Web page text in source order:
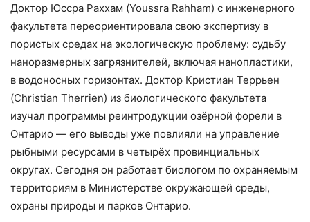
Доктор Юссра Раххам (Youssra Rahham) с инженерного
факультета переориентировала свою экспертизу в
пористых средах на экологическую проблему: судьбу
наноразмерных загрязнителей, включая нанопластики,
в водоносных горизонтах. Доктор Кристиан Террьен
(Christian Therrien) из биологического факультета
изучал программы реинтродукции озёрной форели в
Онтарио — его выводы уже повлияли на управление
рыбными ресурсами в четырёх провинциальных
округах. Сегодня он работает биологом по охраняемым
территориям в Министерстве окружающей среды,
охраны природы и парков Онтарио.